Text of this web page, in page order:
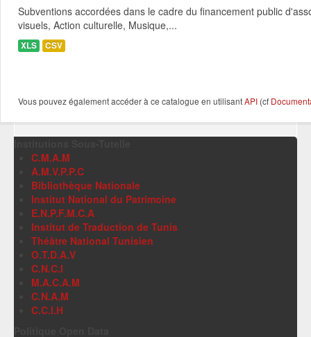
Subventions accordées dans le cadre du financement public
visuels, Action culturelle, Musique,...
XLS CSV
Vous pouvez également accéder à ce catalogue en utilisantAPI (cf
C.M.A.M
A.M.V.P.P.C
Bibliothèque Nationale
Institut National du Patrimoine
E.N.P.F.M.C.A
Institut de Traduction de Tunis
Théâtre National Tunisien
O.T.D.A.V
C.N.C.I
M.A.C.A.M
C.N.A.M
C.C.I.H